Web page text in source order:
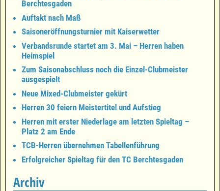
Berchtesgaden
Auftakt nach Maß
Saisoneröffnungsturnier mit Kaiserwetter
Verbandsrunde startet am 3. Mai – Herren haben
Heimspiel
Zum Saisonabschluss noch die Einzel-Clubmeister
ausgespielt
Neue Mixed-Clubmeister gekürt
Herren 30 feiern Meistertitel und Aufstieg
Herren mit erster Niederlage am letzten Spieltag –
Platz 2 am Ende
TCB-Herren übernehmen Tabellenführung
Erfolgreicher Spieltag für den TC Berchtesgaden
Archiv